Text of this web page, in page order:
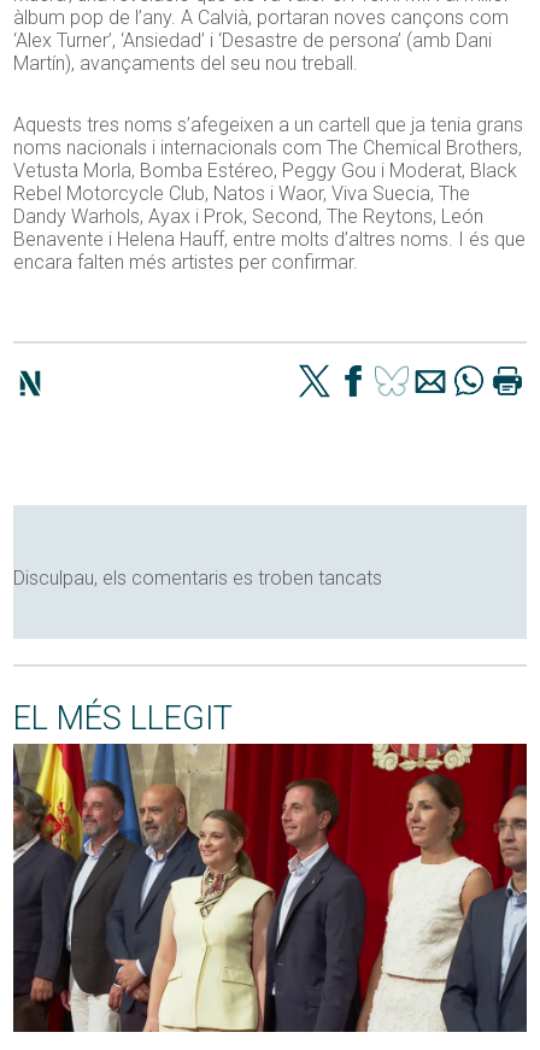
àlbum pop de l’any. A Calvià, portaran noves cançons com
‘Alex Turner’, ‘Ansiedad’ i ‘Desastre de persona’ (amb Dani
Martín), avançaments del seu nou treball.
Aquests tres noms s’afegeixen a un cartell que ja tenia grans
noms nacionals i internacionals com The Chemical Brothers,
Vetusta Morla, Bomba Estéreo, Peggy Gou i Moderat, Black
Rebel Motorcycle Club, Natos i Waor, Viva Suecia, The
Dandy Warhols, Ayax i Prok, Second, The Reytons, León
Benavente i Helena Hauff, entre molts d’altres noms. I és que
encara falten més artistes per confirmar.
Disculpau, els comentaris es troben tancats
EL MÉS LLEGIT